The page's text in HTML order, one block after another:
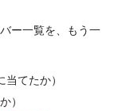
ー一覧を、もう一
てたか）
）